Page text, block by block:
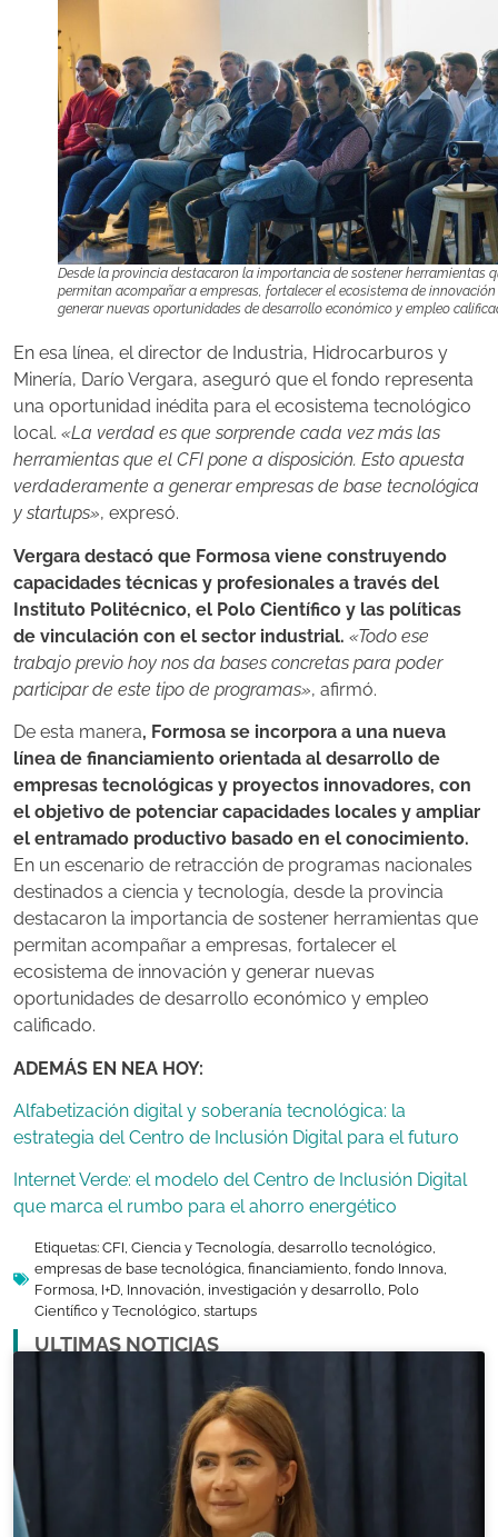
Desde la provincia destacaron la importancia de sostener herramientas
permitan acompañar a empresas, fortalecer el ecosistema de innovación
generar nuevas oportunidades de desarrollo económico y empleo
En esa línea, el director de Industria, Hidrocarburos y
Minería, Darío Vergara, aseguró que el fondo representa
una oportunidad inédita para el ecosistema tecnológico
local. «La verdad es que sorprende cada vez más las
herramientas que el CFI pone a disposición. Esto apuesta
verdaderamente a generar empresas de base tecnológica
y startups», expresó.
Vergara destacó que Formosa viene construyendo
capacidades técnicas y profesionales a través del
Instituto Politécnico, el Polo Científico y las políticas
de vinculación con el sector industrial. «Todo ese
trabajo previo hoy nos da bases concretas para poder
participar de este tipo de programas», afirmó.
De esta manera, Formosa se incorpora a una nueva
línea de financiamiento orientada al desarrollo de
empresas tecnológicas y proyectos innovadores, con
el objetivo de potenciar capacidades locales y ampliar
el entramado productivo basado en el conocimiento.
En un escenario de retracción de programas nacionales
destinados a ciencia y tecnología, desde la provincia
destacaron la importancia de sostener herramientas que
permitan acompañar a empresas, fortalecer el
ecosistema de innovación y generar nuevas
oportunidades de desarrollo económico y empleo
calificado.
ADEMÁS EN NEA HOY:
Alfabetización digital y soberanía tecnológica: la
estrategia del Centro de Inclusión Digital para el futuro
Internet Verde: el modelo del Centro de Inclusión Digital
que marca el rumbo para el ahorro energético
Etiquetas: CFI Ciencia y Tecnología desarrollo tecnológico
empresas de base tecnológica financiamiento fondo Innova
Formosa I+D Innovación investigación y desarrollo Polo
Científico y Tecnológico startups
ULTIMAS NOTICIAS